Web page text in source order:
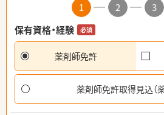
1 2 3
保有資格・経験
必須
薬剤師免許
薬剤師免許取得見込（